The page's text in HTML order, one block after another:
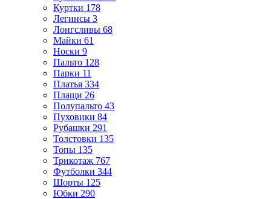
Куртки 178
Легинсы 3
Лонгсливы 68
Майки 61
Носки 9
Пальто 128
Парки 11
Платья 334
Плащи 26
Полупальто 43
Пуховики 84
Рубашки 291
Толстовки 135
Топы 135
Трикотаж 767
Футболки 344
Шорты 125
Юбки 290